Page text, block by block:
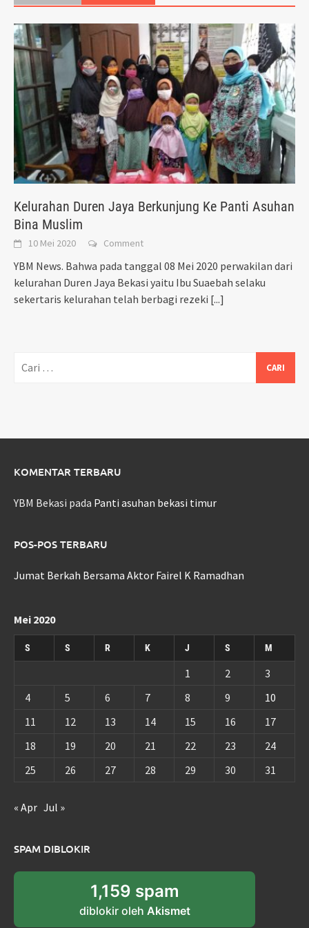
Kelurahan Duren Jaya Berkunjung Ke Panti Asuhan
Bina Muslim
10 Mei 2020 Comment
YBM News. Bahwa pada tanggal 08 Mei 2020 perwakilan dari
kelurahan Duren Jaya Bekasi yaitu Ibu Suaebah selaku
sekertaris kelurahan telah berbagi rezeki [...]
untuk:
KOMENTAR TERBARU
YBM Bekasi pada Panti asuhan bekasi timur
POS-POS TERBARU
Jumat Berkah Bersama Aktor Fairel K Ramadhan
Mei 2020
S S R K J S M
1 2
3
4
5 6 7 8 9
10
11
12 13 14 15 16
17
18
19 20 21 22 23
24
25
26 27 28 29 30 31
« Apr Jul »
SPAM DIBLOKIR
1,159 spam
diblokir oleh Akismet